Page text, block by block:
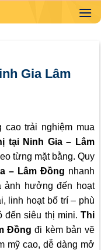
Gia Lâm
trải nghiệm mua
tại Ninh Gia – Lâm
từng mặt bằng. Quy
– Lâm Đồng nhanh
ảnh hưởng đến hoạt
linh hoạt bố trí – phù
đến siêu thị mini. Thi
Đồng đi kèm bản vẽ
mỹ cao, dễ dàng mở